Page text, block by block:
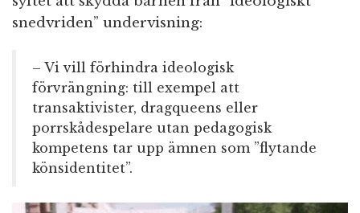
snedvriden” undervisning:
– Vi vill förhindra ideologisk
förvrängning: till exempel att
transaktivister, dragqueens eller
porrskådespelare utan pedagogisk
kompetens tar upp ämnen som ”flytande
könsidentitet”.